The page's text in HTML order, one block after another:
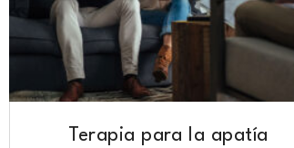
Terapia para la apatía